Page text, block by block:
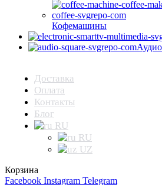
Кофемашины
Доставка
Оплата
Контакты
Блог
RU
RU
UZ
Корзина
Facebook Instagram Telegram